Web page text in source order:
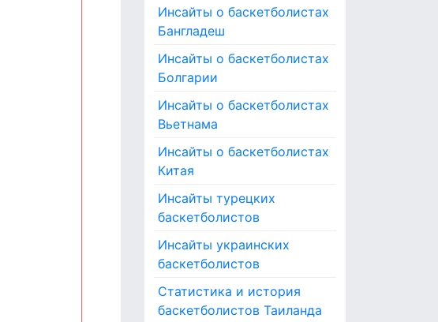
Инсайты о баскетболистах
Бангладеш
Инсайты о баскетболистах
Болгарии
Инсайты о баскетболистах
Вьетнама
Инсайты о баскетболистах
Китая
Инсайты турецких
баскетболистов
Инсайты украинских
баскетболистов
Статистика и история
баскетболистов Таиланда